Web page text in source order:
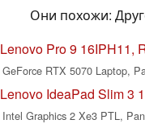
Они похожи:
Lenovo Pro 9 16IPH11,
GeForce RTX 5070 Laptop,
Lenovo IdeaPad Slim 3
Intel Graphics 2 Xe3 PTL,